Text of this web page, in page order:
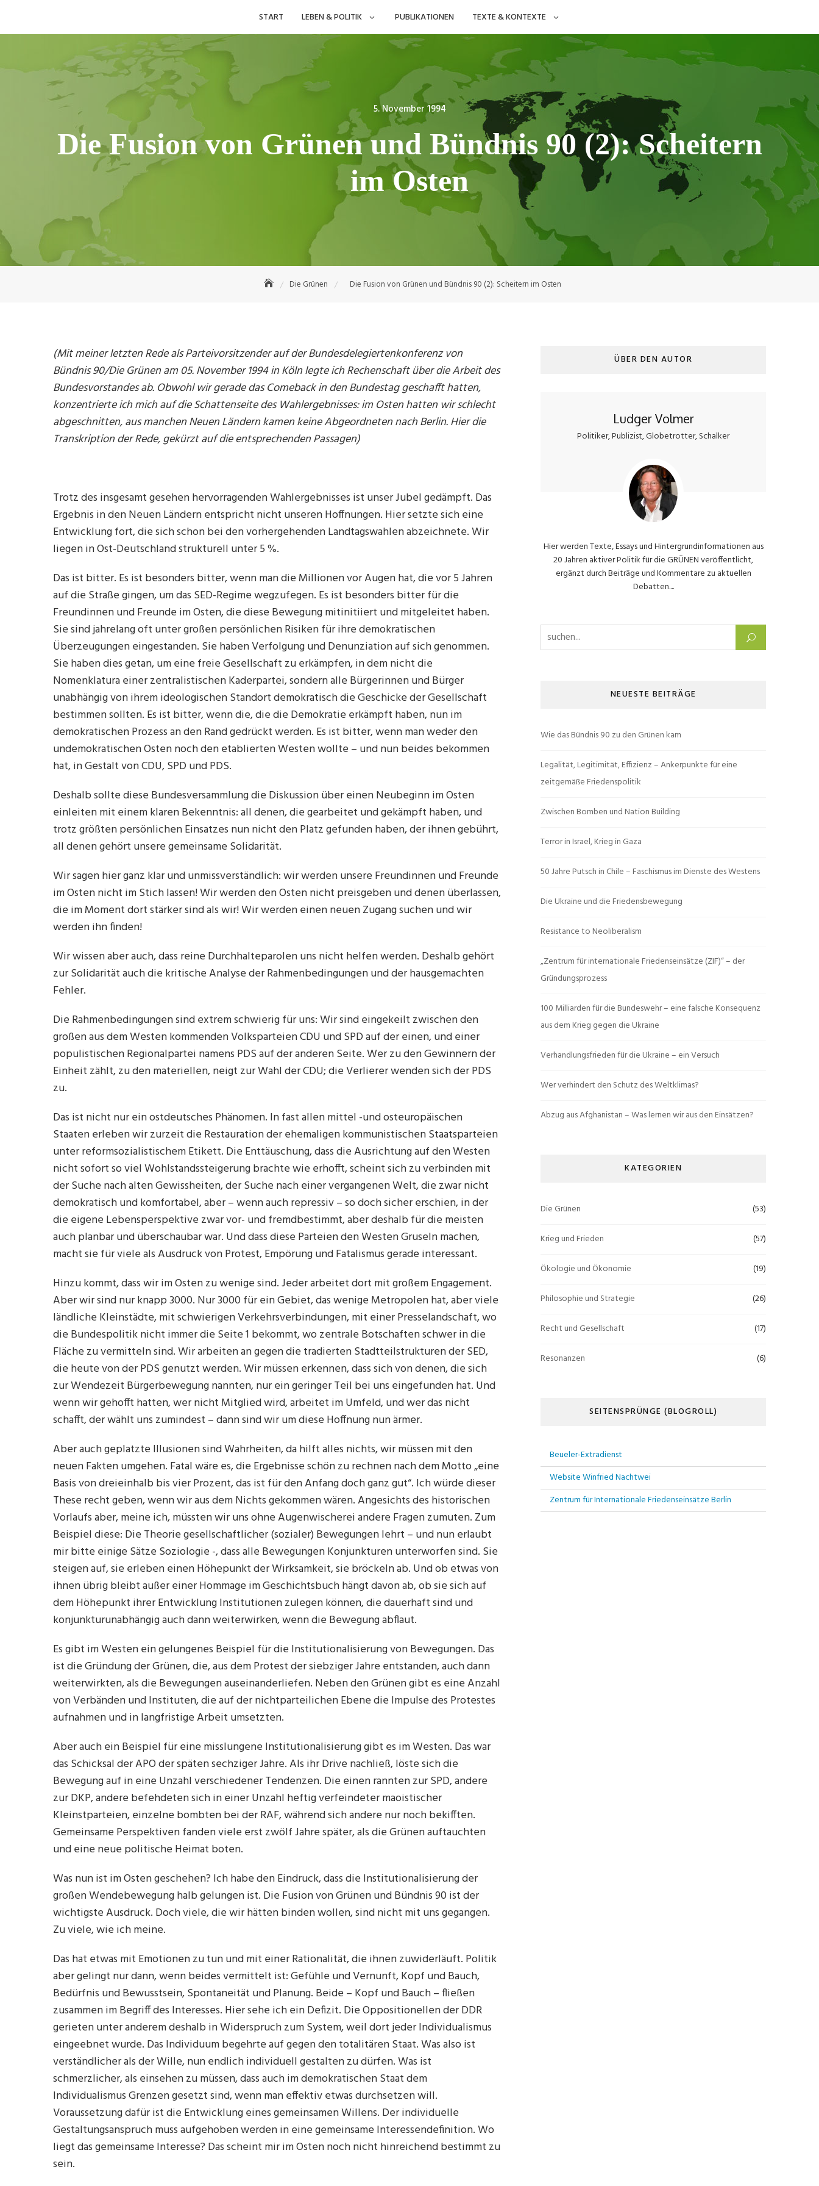
START LEBEN & POLITIK PUBLIKATIONEN TEXTE & KONTEXTE
Posted
on
5. November 1994
Die Fusion von Grünen und Bündnis 90 (2): Scheitern
im Osten
Die Grünen Die Fusion von Grünen und Bündnis 90 (2): Scheitern im Osten
(Mit meiner letzten Rede als Parteivorsitzender auf der Bundesdelegiertenkonferenz von
Bündnis 90/Die Grünen am 05. November 1994 in Köln legte ich Rechenschaft über die Arbeit des
Bundesvorstandes ab. Obwohl wir gerade das Comeback in den Bundestag geschafft hatten,
konzentrierte ich mich auf die Schattenseite des Wahlergebnisses: im Osten hatten wir schlecht
abgeschnitten, aus manchen Neuen Ländern kamen keine Abgeordneten nach Berlin. Hier die
Transkription der Rede, gekürzt auf die entsprechenden Passagen)
Trotz des insgesamt gesehen hervorragenden Wahlergebnisses ist unser Jubel gedämpft. Das
Ergebnis in den Neuen Ländern entspricht nicht unseren Hoffnungen. Hier setzte sich eine
Entwicklung fort, die sich schon bei den vorhergehenden Landtagswahlen abzeichnete. Wir
liegen in Ost-Deutschland strukturell unter 5 %.
Das ist bitter. Es ist besonders bitter, wenn man die Millionen vor Augen hat, die vor 5 Jahren
auf die Straße gingen, um das SED-Regime wegzufegen. Es ist besonders bitter für die
Freundinnen und Freunde im Osten, die diese Bewegung mitinitiiert und mitgeleitet haben.
Sie sind jahrelang oft unter großen persönlichen Risiken für ihre demokratischen
Überzeugungen eingestanden. Sie haben Verfolgung und Denunziation auf sich genommen.
Sie haben dies getan, um eine freie Gesellschaft zu erkämpfen, in dem nicht die
Nomenklatura einer zentralistischen Kaderpartei, sondern alle Bürgerinnen und Bürger
unabhängig von ihrem ideologischen Standort demokratisch die Geschicke der Gesellschaft
bestimmen sollten. Es ist bitter, wenn die, die die Demokratie erkämpft haben, nun im
demokratischen Prozess an den Rand gedrückt werden. Es ist bitter, wenn man weder den
undemokratischen Osten noch den etablierten Westen wollte – und nun beides bekommen
hat, in Gestalt von CDU, SPD und PDS.
Deshalb sollte diese Bundesversammlung die Diskussion über einen Neubeginn im Osten
einleiten mit einem klaren Bekenntnis: all denen, die gearbeitet und gekämpft haben, und
trotz größten persönlichen Einsatzes nun nicht den Platz gefunden haben, der ihnen gebührt,
all denen gehört unsere gemeinsame Solidarität.
Wir sagen hier ganz klar und unmissverständlich: wir werden unsere Freundinnen und Freunde
im Osten nicht im Stich lassen! Wir werden den Osten nicht preisgeben und denen überlassen,
die im Moment dort stärker sind als wir! Wir werden einen neuen Zugang suchen und wir
werden ihn finden!
Wir wissen aber auch, dass reine Durchhalteparolen uns nicht helfen werden. Deshalb gehört
zur Solidarität auch die kritische Analyse der Rahmenbedingungen und der hausgemachten
Fehler.
Die Rahmenbedingungen sind extrem schwierig für uns: Wir sind eingekeilt zwischen den
großen aus dem Westen kommenden Volksparteien CDU und SPD auf der einen, und einer
populistischen Regionalpartei namens PDS auf der anderen Seite. Wer zu den Gewinnern der
Einheit zählt, zu den materiellen, neigt zur Wahl der CDU; die Verlierer wenden sich der PDS
zu.
Das ist nicht nur ein ostdeutsches Phänomen. In fast allen mittel -und osteuropäischen
Staaten erleben wir zurzeit die Restauration der ehemaligen kommunistischen Staatsparteien
unter reformsozialistischem Etikett. Die Enttäuschung, dass die Ausrichtung auf den Westen
nicht sofort so viel Wohlstandssteigerung brachte wie erhofft, scheint sich zu verbinden mit
der Suche nach alten Gewissheiten, der Suche nach einer vergangenen Welt, die zwar nicht
demokratisch und komfortabel, aber – wenn auch repressiv – so doch sicher erschien, in der
die eigene Lebensperspektive zwar vor- und fremdbestimmt, aber deshalb für die meisten
auch planbar und überschaubar war. Und dass diese Parteien den Westen Gruseln machen,
macht sie für viele als Ausdruck von Protest, Empörung und Fatalismus gerade interessant.
Hinzu kommt, dass wir im Osten zu wenige sind. Jeder arbeitet dort mit großem Engagement.
Aber wir sind nur knapp 3000. Nur 3000 für ein Gebiet, das wenige Metropolen hat, aber viele
ländliche Kleinstädte, mit schwierigen Verkehrsverbindungen, mit einer Presselandschaft, wo
die Bundespolitik nicht immer die Seite 1 bekommt, wo zentrale Botschaften schwer in die
Fläche zu vermitteln sind. Wir arbeiten an gegen die tradierten Stadtteilstrukturen der SED,
die heute von der PDS genutzt werden. Wir müssen erkennen, dass sich von denen, die sich
zur Wendezeit Bürgerbewegung nannten, nur ein geringer Teil bei uns eingefunden hat. Und
wenn wir gehofft hatten, wer nicht Mitglied wird, arbeitet im Umfeld, und wer das nicht
schafft, der wählt uns zumindest – dann sind wir um diese Hoffnung nun ärmer.
Aber auch geplatzte Illusionen sind Wahrheiten, da hilft alles nichts, wir müssen mit den
neuen Fakten umgehen. Fatal wäre es, die Ergebnisse schön zu rechnen nach dem Motto „eine
Basis von dreieinhalb bis vier Prozent, das ist für den Anfang doch ganz gut“. Ich würde dieser
These recht geben, wenn wir aus dem Nichts gekommen wären. Angesichts des historischen
Vorlaufs aber, meine ich, müssten wir uns ohne Augenwischerei andere Fragen zumuten. Zum
Beispiel diese: Die Theorie gesellschaftlicher (sozialer) Bewegungen lehrt – und nun erlaubt
mir bitte einige Sätze Soziologie -, dass alle Bewegungen Konjunkturen unterworfen sind. Sie
steigen auf, sie erleben einen Höhepunkt der Wirksamkeit, sie bröckeln ab. Und ob etwas von
ihnen übrig bleibt außer einer Hommage im Geschichtsbuch hängt davon ab, ob sie sich auf
dem Höhepunkt ihrer Entwicklung Institutionen zulegen können, die dauerhaft sind und
konjunkturunabhängig auch dann weiterwirken, wenn die Bewegung abflaut.
Es gibt im Westen ein gelungenes Beispiel für die Institutionalisierung von Bewegungen. Das
ist die Gründung der Grünen, die, aus dem Protest der siebziger Jahre entstanden, auch dann
weiterwirkten, als die Bewegungen auseinanderliefen. Neben den Grünen gibt es eine Anzahl
von Verbänden und Instituten, die auf der nichtparteilichen Ebene die Impulse des Protestes
aufnahmen und in langfristige Arbeit umsetzten.
Aber auch ein Beispiel für eine misslungene Institutionalisierung gibt es im Westen. Das war
das Schicksal der APO der späten sechziger Jahre. Als ihr Drive nachließ, löste sich die
Bewegung auf in eine Unzahl verschiedener Tendenzen. Die einen rannten zur SPD, andere
zur DKP, andere befehdeten sich in einer Unzahl heftig verfeindeter maoistischer
Kleinstparteien, einzelne bombten bei der RAF, während sich andere nur noch bekifften.
Gemeinsame Perspektiven fanden viele erst zwölf Jahre später, als die Grünen auftauchten
und eine neue politische Heimat boten.
Was nun ist im Osten geschehen? Ich habe den Eindruck, dass die Institutionalisierung der
großen Wendebewegung halb gelungen ist. Die Fusion von Grünen und Bündnis 90 ist der
wichtigste Ausdruck. Doch viele, die wir hätten binden wollen, sind nicht mit uns gegangen.
Zu viele, wie ich meine.
Das hat etwas mit Emotionen zu tun und mit einer Rationalität, die ihnen zuwiderläuft. Politik
aber gelingt nur dann, wenn beides vermittelt ist: Gefühle und Vernunft, Kopf und Bauch,
Bedürfnis und Bewusstsein, Spontaneität und Planung. Beide – Kopf und Bauch – fließen
zusammen im Begriff des Interesses. Hier sehe ich ein Defizit. Die Oppositionellen der DDR
gerieten unter anderem deshalb in Widerspruch zum System, weil dort jeder Individualismus
eingeebnet wurde. Das Individuum begehrte auf gegen den totalitären Staat. Was also ist
verständlicher als der Wille, nun endlich individuell gestalten zu dürfen. Was ist
schmerzlicher, als einsehen zu müssen, dass auch im demokratischen Staat dem
Individualismus Grenzen gesetzt sind, wenn man effektiv etwas durchsetzen will.
Voraussetzung dafür ist die Entwicklung eines gemeinsamen Willens. Der individuelle
Gestaltungsanspruch muss aufgehoben werden in eine gemeinsame Interessendefinition. Wo
liegt das gemeinsame Interesse? Das scheint mir im Osten noch nicht hinreichend bestimmt zu
sein.
ÜBER DEN AUTOR
Ludger Volmer
Politiker, Publizist, Globetrotter, Schalker
Hier werden Texte, Essays und Hintergrundinformationen aus
20 Jahren aktiver Politik für die GRÜNEN veröffentlicht,
ergänzt durch Beiträge und Kommentare zu aktuellen
Debatten....
Suchen nach:
NEUESTE BEITRÄGE
Wie das Bündnis 90 zu den Grünen kam
Legalität, Legitimität, Effizienz – Ankerpunkte für eine
zeitgemäße Friedenspolitik
Zwischen Bomben und Nation Building
Terror in Israel, Krieg in Gaza
50 Jahre Putsch in Chile – Faschismus im Dienste des Westens
Die Ukraine und die Friedensbewegung
Resistance to Neoliberalism
„Zentrum für internationale Friedenseinsätze (ZIF)“ – der
Gründungsprozess
100 Milliarden für die Bundeswehr – eine falsche Konsequenz
aus dem Krieg gegen die Ukraine
Verhandlungsfrieden für die Ukraine – ein Versuch
Wer verhindert den Schutz des Weltklimas?
Abzug aus Afghanistan – Was lernen wir aus den Einsätzen?
KATEGORIEN
Die Grünen (53)
Krieg und Frieden (57)
Ökologie und Ökonomie (19)
Philosophie und Strategie (26)
Recht und Gesellschaft (17)
Resonanzen (6)
SEITENSPRÜNGE (BLOGROLL)
Beueler-Extradienst
Website Winfried Nachtwei
Zentrum für Internationale Friedenseinsätze Berlin